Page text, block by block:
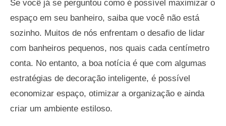
Se você já se perguntou como é possível maximizar o
espaço em seu banheiro, saiba que você não está
sozinho. Muitos de nós enfrentam o desafio de lidar
com banheiros pequenos, nos quais cada centímetro
conta. No entanto, a boa notícia é que com algumas
estratégias de decoração inteligente, é possível
economizar espaço, otimizar a organização e ainda
criar um ambiente estiloso.